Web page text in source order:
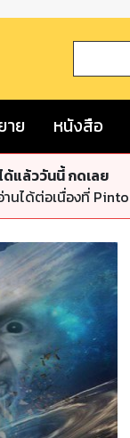
าย หนังสือ
ด้แล้ววันนี้ กดเลย
นได้ต่อเนื่องที่ Pinto